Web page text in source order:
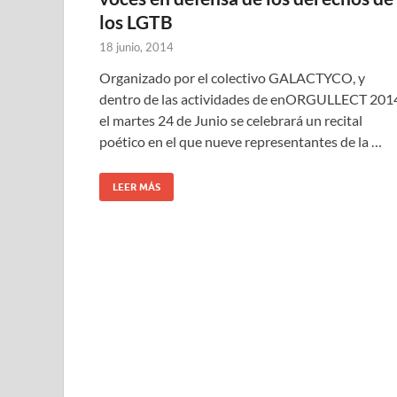
los LGTB
18 junio, 2014
Organizado por el colectivo GALACTYCO, y
dentro de las actividades de enORGULLECT
el martes 24 de Junio se celebrará un recital
poético en el que nueve representantes de la …
LEER MÁS